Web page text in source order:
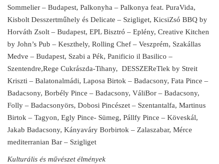
Sommelier – Budapest, Palkonyha – Palkonya feat. PuraVida,
Kisbolt Desszertműhely és Delicate – Szigliget, KicsiZsó BBQ by
Horváth Zsolt – Budapest, EPL Bisztró – Eplény, Creative Kitchen
by John’s Pub – Keszthely, Rolling Chef – Veszprém, Szakállas
Medve – Budapest, Szabi a Pék, Panificio il Basilico –
Szentendre,Rege Cukrászda-Tihany, DESSZEReTlek by Streit
Kriszti – Balatonalmádi, Laposa Birtok – Badacsony, Fata Pince –
Badacsony, Borbély Pince – Badacsony, VáliBor – Badacsony,
Folly – Badacsonyörs, Dobosi Pincészet – Szentantalfa, Martinus
Birtok – Tagyon, Egly Pince- Sümeg, Pállfy Pince – Köveskál,
Jakab Badacsony, Kányaváry Borbirtok – Zalaszabar, Mérce
mediterranian Bar – Szigliget
Kulturális és művészet élmények